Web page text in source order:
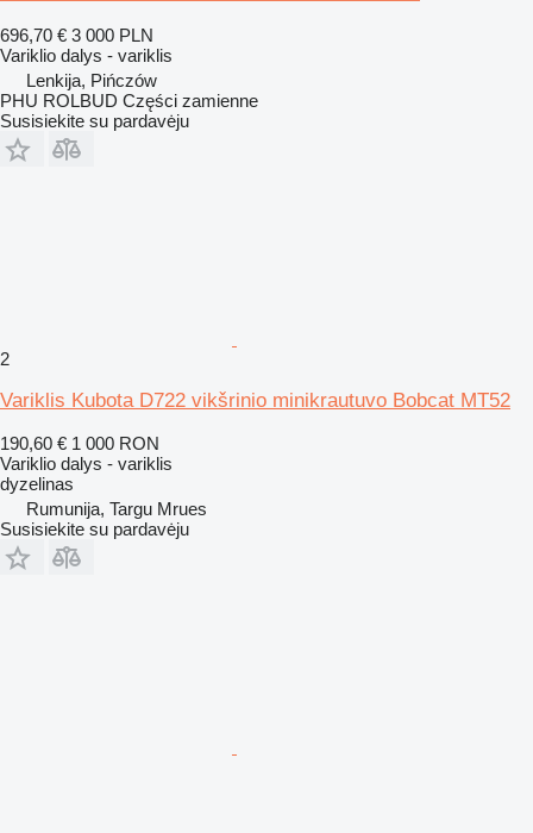
696,70 € 3 000 PLN
Variklio dalys - variklis
Lenkija, Pińczów
PHU ROLBUD Części zamienne
Susisiekite su pardavėju
2
Variklis Kubota D722 vikšrinio minikrautuvo Bobcat MT52
190,60 € 1 000 RON
Variklio dalys - variklis
dyzelinas
Rumunija, Targu Mrues
Susisiekite su pardavėju